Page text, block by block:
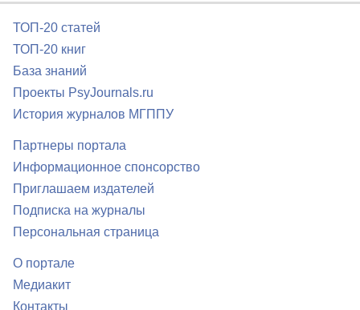
ТОП-20 статей
ТОП-20 книг
База знаний
Проекты PsyJournals.ru
История журналов МГППУ
Партнеры портала
Информационное спонсорство
Приглашаем издателей
Подписка на журналы
Персональная страница
О портале
Медиакит
Контакты